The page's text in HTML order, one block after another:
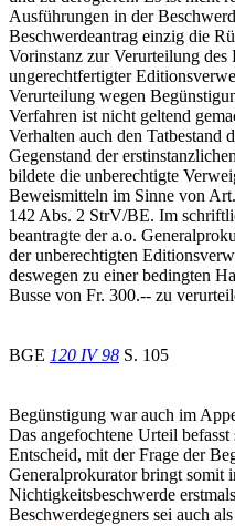
Ausführungen in der
Beschwerdeantrag einzig die
Vorinstanz zur Verurteilung des
ungerechtfertigter
Verurteilung wegen
Verfahren ist nicht geltend
Verhalten auch den Tatbestand
Gegenstand der
bildete die unberechtigte
Beweismitteln im Sinne von
142 Abs. 2 StrV/BE. Im
beantragte der a.o.
der unberechtigten
deswegen zu einer bedingten
Busse von Fr. 300.-- zu
BGE 120 IV 98 S. 105
Begünstigung war auch im
Das angefochtene Urteil
Entscheid, mit der Frage der
Generalprokurator bringt somit
Nichtigkeitsbeschwerde
Beschwerdegegners sei auch